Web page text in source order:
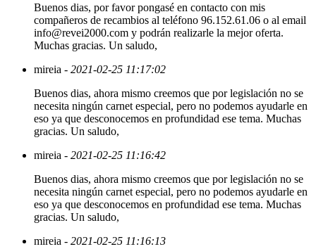
Buenos dias, por favor pongasé en contacto con mis
compañeros de recambios al teléfono 96.152.61.06 o al email
info@revei2000.com y podrán realizarle la mejor oferta.
Muchas gracias. Un saludo,
mireia - 2021-02-25 11:17:02
Buenos dias, ahora mismo creemos que por legislación no se
necesita ningún carnet especial, pero no podemos ayudarle en
eso ya que desconocemos en profundidad ese tema. Muchas
gracias. Un saludo,
mireia - 2021-02-25 11:16:42
Buenos dias, ahora mismo creemos que por legislación no se
necesita ningún carnet especial, pero no podemos ayudarle en
eso ya que desconocemos en profundidad ese tema. Muchas
gracias. Un saludo,
mireia - 2021-02-25 11:16:13